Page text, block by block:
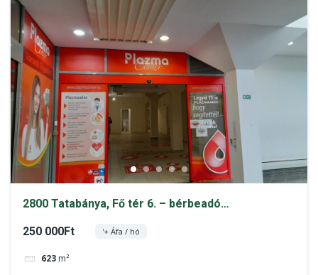
2800 Tatabánya, Fő tér 6. – bérbeadó
250 000Ft '+ Áfa / hó
623 m²